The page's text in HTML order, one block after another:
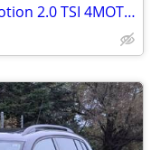
2015 Volkswagen Tiguan 2.0 TSI 4Motion 2.0 TSI 4MOTION Auto S